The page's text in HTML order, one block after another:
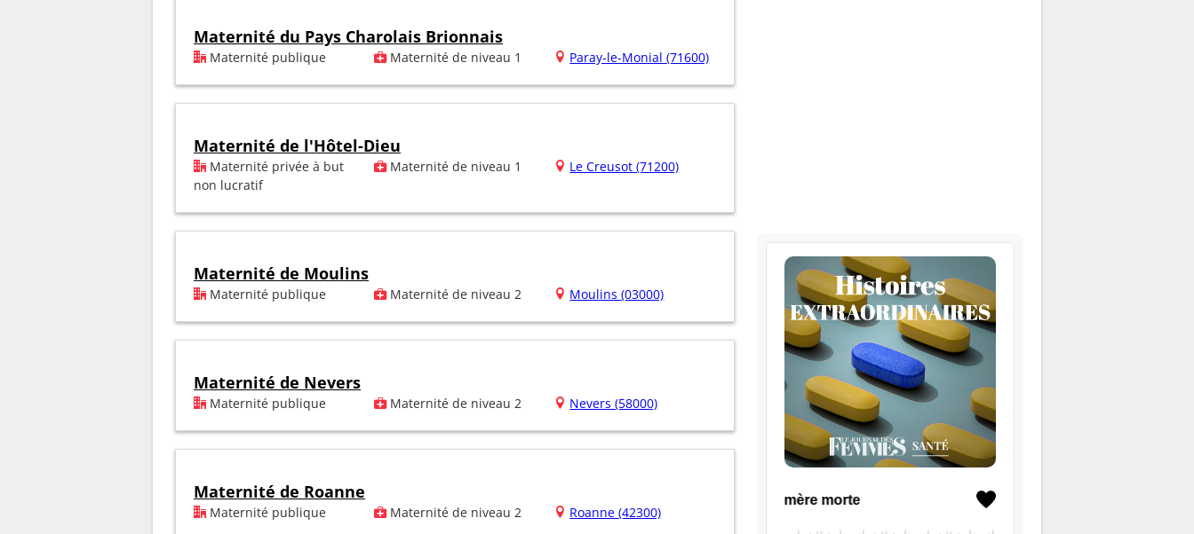
Maternité du Pays Charolais Brionnais
Maternité publique Maternité de niveau 1 Paray-le-Monial (71600)
Maternité de l'Hôtel-Dieu
Maternité privée à but
non lucratif
Maternité de niveau 1 Le Creusot (71200)
Maternité de Moulins
Maternité publique Maternité de niveau 2 Moulins (03000)
Maternité de Nevers
Maternité publique Maternité de niveau 2 Nevers (58000)
Maternité de Roanne
Maternité publique Maternité de niveau 2 Roanne (42300)